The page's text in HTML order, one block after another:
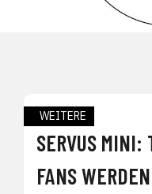
WEITERE
SERVUS
FANS